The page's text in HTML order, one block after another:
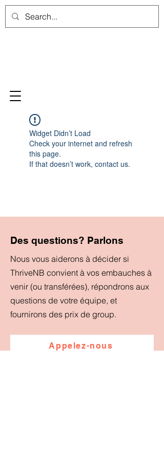
Widget Didn’t Load
Check your internet and refresh
this page.
If that doesn’t work, contact us.
Des questions? Parlons
Nous vous aiderons à décider si
ThriveNB convient à vos embauches à
venir (ou transférées), répondrons aux
questions de votre équipe, et
fournirons des prix de group.
Appelez-nous